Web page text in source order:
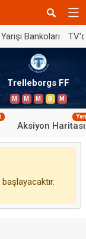
Bankoları
Trelleborgs FF
M M M B M
Aksiyon Haritası